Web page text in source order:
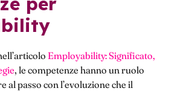
Employability: Significato,
, le competenze hanno un ruolo
al passo con l’evoluzione che il